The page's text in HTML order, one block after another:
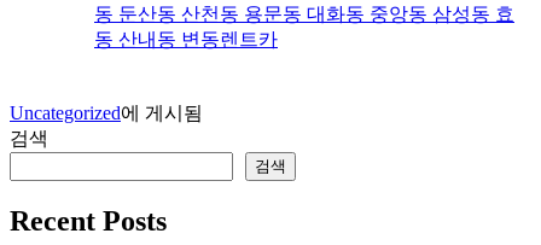
동 둔산동 산천동 용문동 대화동 중앙동 삼성동 효
동 산내동 변동렌트카
Uncategorized에 게시됨
검색
검색
Recent Posts